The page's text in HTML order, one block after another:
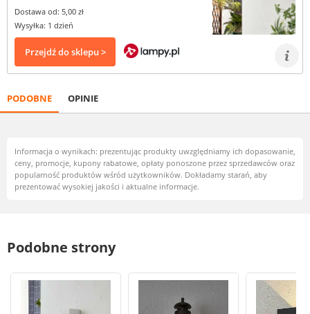
Dostawa od: 5,00 zł
Wysyłka: 1 dzień
Przejdź do sklepu >
PODOBNE OPINIE
Informacja o wynikach: prezentując produkty uwzględniamy ich dopasowanie,
ceny, promocje, kupony rabatowe, opłaty ponoszone przez sprzedawców oraz
popularność produktów wśród użytkowników. Dokładamy starań, aby
prezentować wysokiej jakości i aktualne informacje.
Podobne strony